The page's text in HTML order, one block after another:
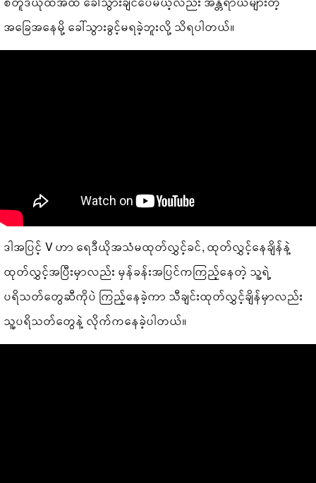
အခြေအနေမို့ ခေါ်သွားခွင့်မရခဲ့ဘူးလို့ သိရပါတယ်။
ဒါအပြင့် V ဟာ ရေဒီယိုအသံမထုတ်လွှင့်ခင်, ထုတ်လွှင့်နေချိန်နဲ့
ထုတ်လွှင့်အပြီးမှာလည်း မှန်ခန်းအပြင်ကကြည့်နေတဲ့ သူ့ရဲ့
ပရိသတ်တွေဆီကိုပဲ ကြည့်နေခဲ့ကာ သီချင်းထုတ်လွှင့်ချိန်မှာလည်း
သူ့ပရိသတ်တွေနဲ့ လိုက်ကနေခဲ့ပါတယ်။